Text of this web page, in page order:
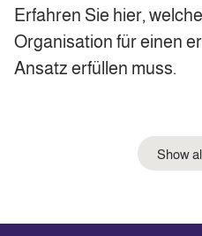
Erfahren Sie hier,
Organisation für einen
Ansatz erfüllen muss.
Show